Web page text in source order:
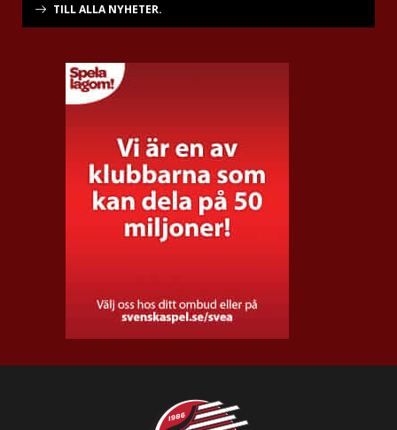
TILL ALLA NYHETER.